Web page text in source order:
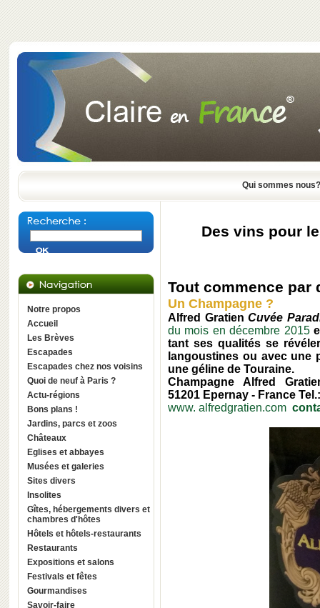
Qui sommes nous?
Notre propos
Accueil
Les Brèves
Escapades
Escapades chez nos voisins
Quoi de neuf à Paris ?
Actu-régions
Bons plans !
Jardins, parcs et zoos
Châteaux
Eglises et abbayes
Musées et galeries
Sites divers
Insolites
Gîtes, hébergements divers et
chambres d'hôtes
Hôtels et hôtels-restaurants
Restaurants
Expositions et salons
Festivals et fêtes
Gourmandises
Savoir-faire
Des vins pour
Tout commence
Un Champagne ?
Alfred Gratien Cuvée
du mois en décembre 2015
tant ses qualités se
langoustines ou avec une
une géline de Touraine.
Champagne Alfred
51201 Epernay - France
www. alfredgratien.com